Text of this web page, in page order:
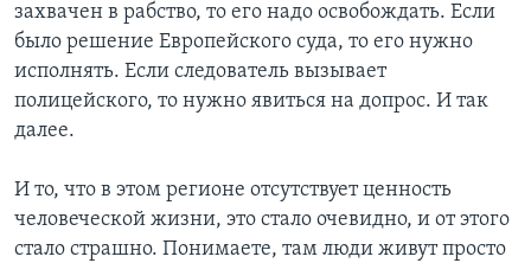
захвачен в рабство, то его надо освобождать. Если
было решение Европейского суда, то его нужно
исполнять. Если следователь вызывает
полицейского, то нужно явиться на допрос. И так
далее.
И то, что в этом регионе отсутствует ценность
человеческой жизни, это стало очевидно, и от этого
стало страшно. Понимаете, там люди живут просто